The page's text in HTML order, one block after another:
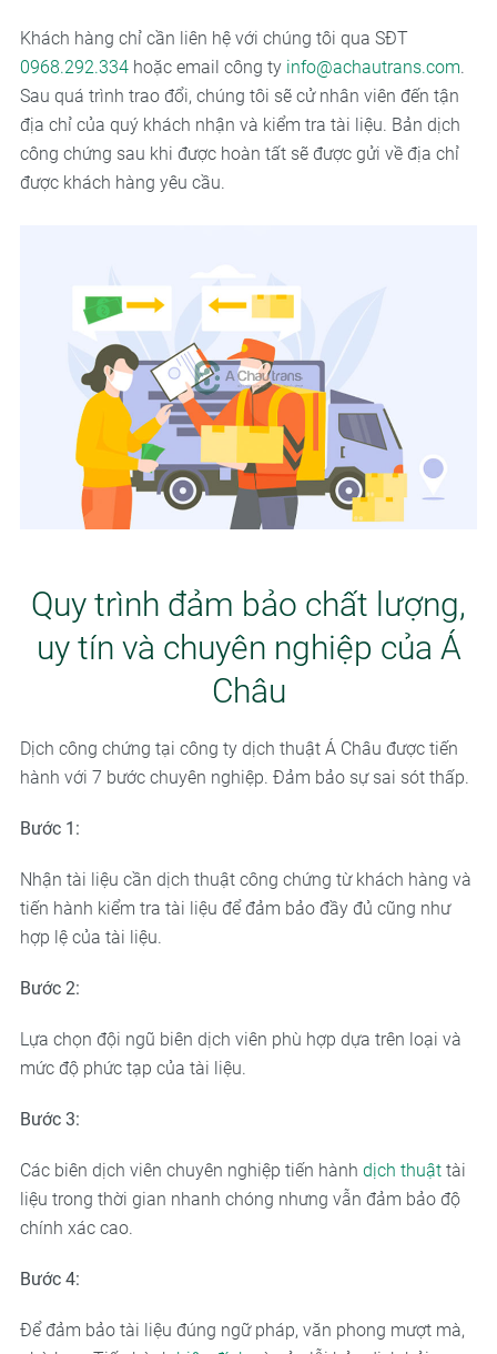
Khách hàng chỉ cần liên hệ với chúng tôi qua SĐT
0968.292.334hoặc email công ty info@achautrans.com.
Sau quá trình trao đổi, chúng tôi sẽ cử nhân viên đến tận
địa chỉ của quý khách nhận và kiểm tra tài liệu. Bản dịch
công chứng sau khi được hoàn tất sẽ được gửi về địa chỉ
được khách hàng yêu cầu.
Quy trình đảm bảo chất lượng,
uy tín và chuyên nghiệp của Á
Châu
Dịch công chứng tại công ty dịch thuật Á Châu được tiến
hành với 7 bước chuyên nghiệp. Đảm bảo sự sai sót thấp.
Bước 1:
Nhận tài liệu cần dịch thuật công chứng từ khách hàng và
tiến hành kiểm tra tài liệu để đảm bảo đầy đủ cũng như
hợp lệ của tài liệu.
Bước 2:
Lựa chọn đội ngũ biên dịch viên phù hợp dựa trên loại và
mức độ phức tạp của tài liệu.
Bước 3:
Các biên dịch viên chuyên nghiệp tiến hành dịch thuậttài
liệu trong thời gian nhanh chóng nhưng vẫn đảm bảo độ
chính xác cao.
Bước 4:
Để đảm bảo tài liệu đúng ngữ pháp, văn phong mượt mà,